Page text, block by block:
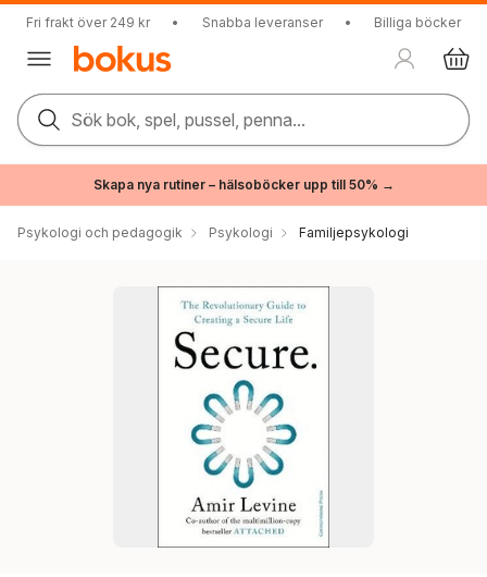
Fri frakt över 249 kr • Snabba leveranser • Billiga böcker
Sök bok, spel, pussel, penna...
Skapa nya rutiner – hälsoböcker upp till 50% →
Psykologi och pedagogik Psykologi Familjepsykologi